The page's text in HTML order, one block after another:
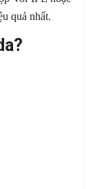
quả nhất.